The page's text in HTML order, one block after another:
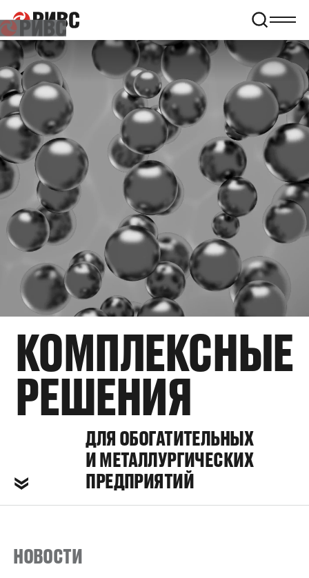
КОМПЛЕКСНЫЕ
РЕШЕНИЯ
ДЛЯ ОБОГАТИТЕЛЬНЫХ
И МЕТАЛЛУРГИЧЕСКИХ
ПРЕДПРИЯТИЙ
НОВОСТИ